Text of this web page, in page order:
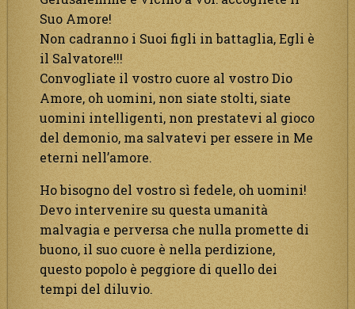
Suo Amore!
Non cadranno i Suoi figli in battaglia, Egli è
il Salvatore!!!
Convogliate il vostro cuore al vostro Dio
Amore, oh uomini, non siate stolti, siate
uomini intelligenti, non prestatevi al gioco
del demonio, ma salvatevi per essere in Me
eterni nell’amore.
Ho bisogno del vostro sì fedele, oh uomini!
Devo intervenire su questa umanità
malvagia e perversa che nulla promette di
buono, il suo cuore è nella perdizione,
questo popolo è peggiore di quello dei
tempi del diluvio.